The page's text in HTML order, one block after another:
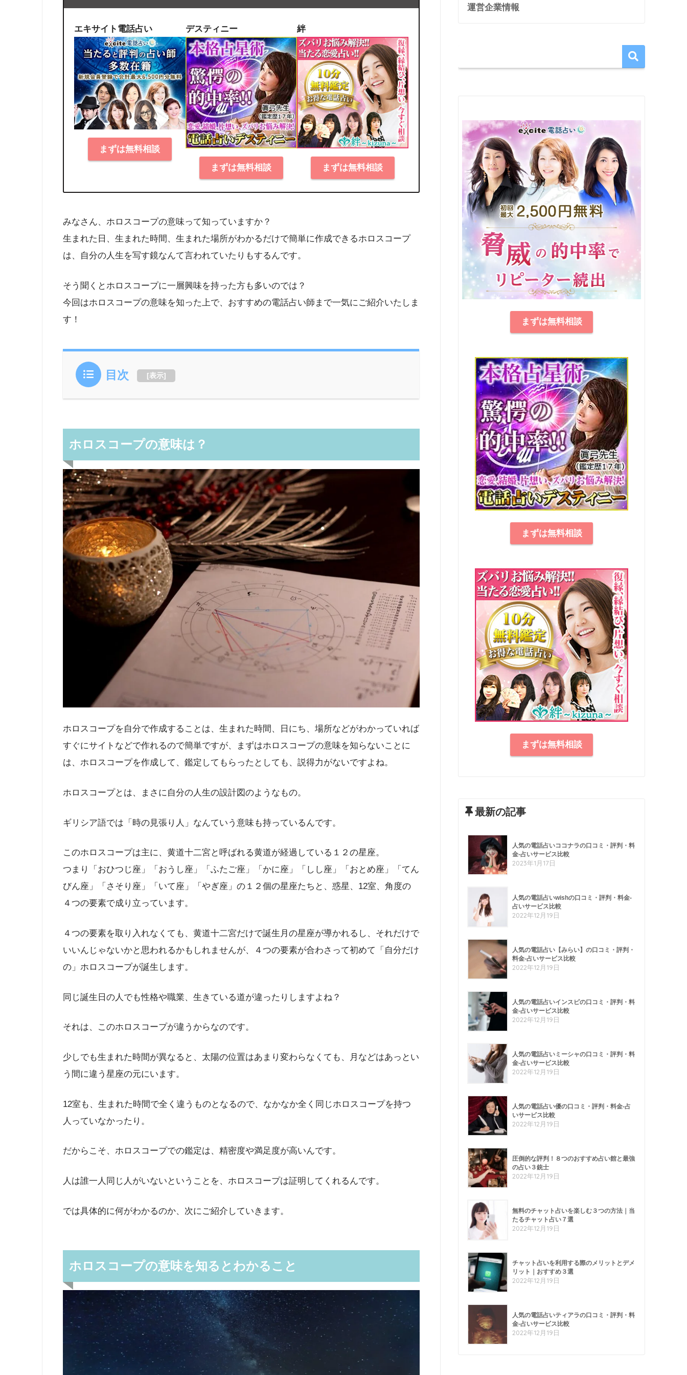
エキサイト電話占い
まずは無料相談
デスティニー
まずは無料相談
絆
まずは無料相談
みなさん、ホロスコープの意味って知っていますか？
生まれた日、生まれた時間、生まれた場所がわかるだけで簡単に作成できるホロスコープ
は、自分の人生を写す鏡なんて言われていたりもするんです。
そう聞くとホロスコープに一層興味を持った方も多いのでは？
今回はホロスコープの意味を知った上で、おすすめの電話占い師まで一気にご紹介いたしま
す！
目次 [表示]
ホロスコープの意味は？
ホロスコープを自分で作成することは、生まれた時間、日にち、場所などがわかっていれば
すぐにサイトなどで作れるので簡単ですが、まずはホロスコープの意味を知らないことに
は、ホロスコープを作成して、鑑定してもらったとしても、説得力がないですよね。
ホロスコープとは、まさに自分の人生の設計図のようなもの。
ギリシア語では「時の見張り人」なんていう意味も持っているんです。
このホロスコープは主に、黄道十二宮と呼ばれる黄道が経過している１２の星座。
つまり「おひつじ座」「おうし座」「ふたご座」「かに座」「しし座」「おとめ座」「てん
びん座」「さそり座」「いて座」「やぎ座」の１２個の星座たちと、惑星、12室、角度の
４つの要素で成り立っています。
４つの要素を取り入れなくても、黄道十二宮だけで誕生月の星座が導かれるし、それだけで
いいんじゃないかと思われるかもしれませんが、４つの要素が合わさって初めて「自分だけ
の」ホロスコープが誕生します。
同じ誕生日の人でも性格や職業、生きている道が違ったりしますよね？
それは、このホロスコープが違うからなのです。
少しでも生まれた時間が異なると、太陽の位置はあまり変わらなくても、月などはあっとい
う間に違う星座の元にいます。
12室も、生まれた時間で全く違うものとなるので、なかなか全く同じホロスコープを持つ
人っていなかったり。
だからこそ、ホロスコープでの鑑定は、精密度や満足度が高いんです。
人は誰一人同じ人がいないということを、ホロスコープは証明してくれるんです。
では具体的に何がわかるのか、次にご紹介していきます。
ホロスコープの意味を知るとわかること
運営企業情報
まずは無料相談
まずは無料相談
まずは無料相談
最新の記事
人気の電話占いココナラの口コミ・評判・料
金-占いサービス比較
2023年1月17日
人気の電話占いwishの口コミ・評判・料金-
占いサービス比較
2022年12月19日
人気の電話占い【みらい】の口コミ・評判・
料金-占いサービス比較
2022年12月19日
人気の電話占いインスピの口コミ・評判・料
金-占いサービス比較
2022年12月19日
人気の電話占いミーシャの口コミ・評判・料
金-占いサービス比較
2022年12月19日
人気の電話占い優の口コミ・評判・料金-占
いサービス比較
2022年12月19日
圧倒的な評判！８つのおすすめ占い館と最強
の占い３銃士
2022年12月19日
無料のチャット占いを楽しむ３つの方法｜当
たるチャット占い７選
2022年12月19日
チャット占いを利用する際のメリットとデメ
リット｜おすすめ３選
2022年12月19日
人気の電話占いティアラの口コミ・評判・料
金-占いサービス比較
2022年12月19日